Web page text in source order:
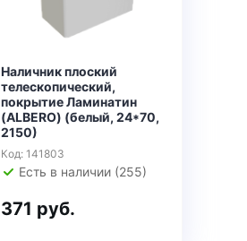
Наличник плоский
телескопический,
покрытие Ламинатин
(ALBERO) (белый, 24*70,
2150)
Код: 141803
Есть в наличии (255)
371 руб.